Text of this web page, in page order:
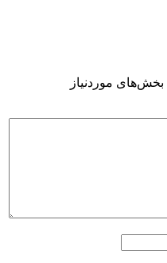
بخش‌های موردنیاز